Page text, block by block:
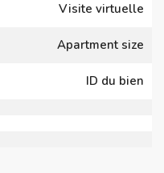
Visite virtuelle
Apartment size
ID du bien